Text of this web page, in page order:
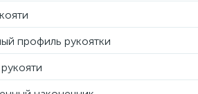
профиль рукоятки